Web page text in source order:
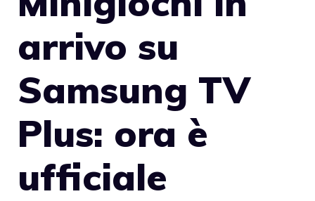
arrivo su
Samsung TV
Plus: ora è
ufficiale